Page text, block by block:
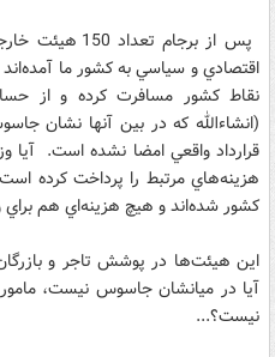
پس از برجام
اقتصادي و سياسي به كشور ما
نقاط كشور مسافرت كرده‌ و از
(انشاءالله كه در بين آنها نشان
قرارداد واقعي امضا نشده است. آيا
كشور شده‌اند و هيچ هزينه‌اي هم براي
اين هيئت‌ها در پوشش تاجر و
آيا در ميانشان جاسوس نيست،
نيست؟...